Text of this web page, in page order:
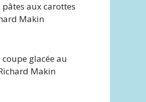
pâtes aux carottes
Makin
coupe glacée au
Makin